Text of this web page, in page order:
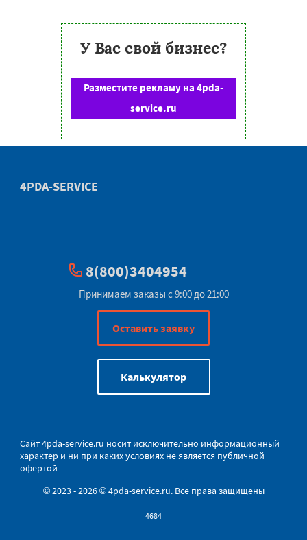
У Вас свой бизнес?
Разместите рекламу на 4pda-
service.ru
4PDA-SERVICE
8(800)3404954
Принимаем заказы с 9:00 до 21:00
Оставить заявку
Калькулятор
Сайт4pda-service.ru носит исключительно информационный
характер и ни при каких условиях не является публичной
офертой
© 2023 - 2026 © 4pda-service.ru. Все права защищены
4684